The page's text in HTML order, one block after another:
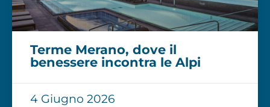
Terme Merano, dove il
benessere incontra le Alpi
4 Giugno 2026